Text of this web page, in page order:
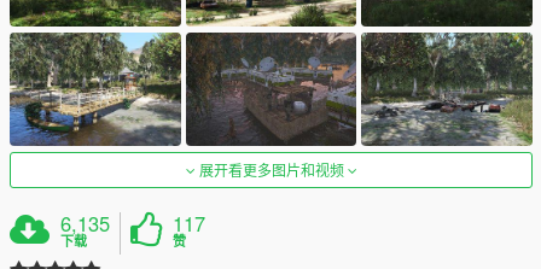
展开看更多图片和视频
6,135
下载
117
赞